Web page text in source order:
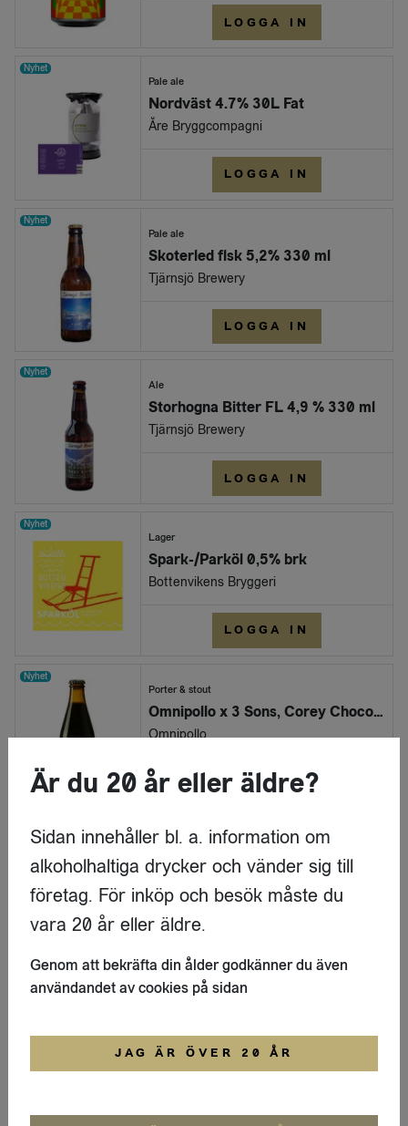
LOGGA IN
Nyhet
Pale ale
Nordväst 4.7% 30L Fat
Åre Bryggcompagni
LOGGA IN
Nyhet
Pale ale
Skoterled flsk 5,2% 330 ml
Tjärnsjö Brewery
LOGGA IN
Nyhet
Ale
Storhogna Bitter FL 4,9 % 330 ml
Tjärnsjö Brewery
LOGGA IN
Nyhet
Lager
Spark-/Parköl 0,5% brk
Bottenvikens Bryggeri
LOGGA IN
Nyhet
Porter & stout
Omnipollo x 3 Sons, Corey Chocolate Marshmallow Vanilla Imperial Stout 12.7% (Flaska 330ml)
Omnipollo
LOGGA IN
Nyhet
Porter & stout
Omnipollo
Lager
Är du 20 år eller äldre?
Sidan innehåller bl. a. information om
alkoholhaltiga drycker och vänder sig till
företag. För inköp och besök måste du
vara 20 år eller äldre.
Genom att bekräfta din ålder godkänner du även
användandet av cookies på sidan
JAG ÄR ÖVER 20 ÅR